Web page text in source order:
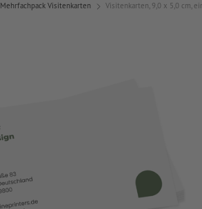
Mehrfachpack Visitenkarten Visitenkarten, 9,0 x 5,0 cm,